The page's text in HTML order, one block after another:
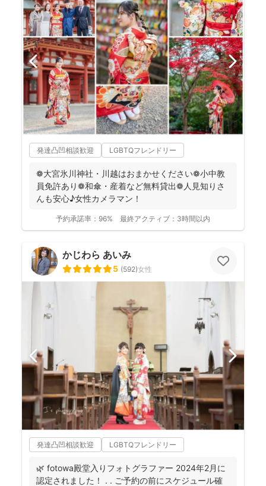
発達凸凹相談歓迎 LGBTQフレンドリー
❁大宮氷川神社・川越はおまかせください❁小中教
員免許あり❁和傘・産着など無料貸出❁人見知りさ
んも安心♪女性カメラマン！
予約承諾率： 96% 最終アクティブ： 3時間以内
かじわら あいみ
5 (592)女性
発達凸凹相談歓迎 LGBTQフレンドリー
🌿 fotowa殿堂入りフォトグラファー 2024年2月に
認定されました！ . . ご予約の前にスケジュール確